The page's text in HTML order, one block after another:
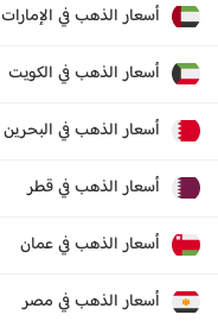
أسعار الذهب في الإمارات
أسعار الذهب في الكويت
أسعار الذهب في البحرين
أسعار الذهب في قطر
أسعار الذهب في عمان
أسعار الذهب في مصر